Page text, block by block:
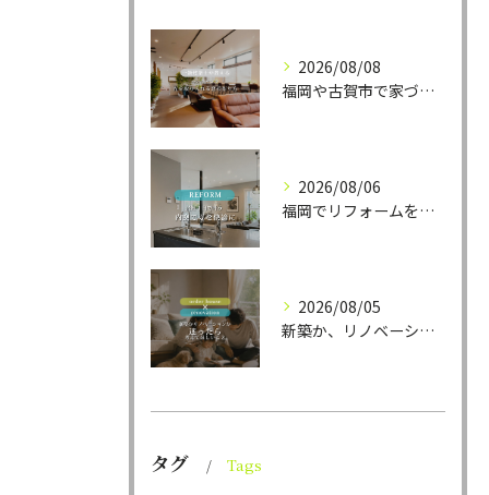
2026/08/08
福岡や古賀市で家づくりをされている方から、そんなご相談をよく...
2026/08/06
福岡でリフォームをお考えの方、必見。
2026/08/05
新築か、リノベーションか。
タグ Tags